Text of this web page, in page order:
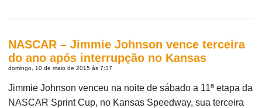
NASCAR – Jimmie Johnson vence terceira
do ano após interrupção no Kansas
domingo, 10 de maio de 2015 às 7:37
Jimmie Johnson venceu na noite de sábado a 11ª etapa da
NASCAR Sprint Cup, no Kansas Speedway, sua terceira